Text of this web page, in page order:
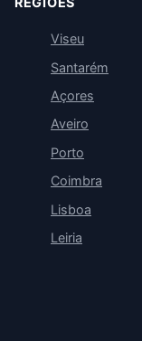
Viseu
Santarém
Açores
Aveiro
Porto
Coimbra
Lisboa
Leiria